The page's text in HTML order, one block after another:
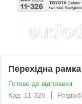
Перехідна
Готово до відправки
Код: 11-326
Роздріб